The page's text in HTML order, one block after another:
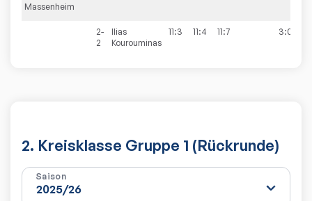
Massenheim
2-
2
Ilias
Kourouminas
11:3 11:4 11:7 3:0
2. Kreisklasse Gruppe 1 (Rückrunde)
Saison